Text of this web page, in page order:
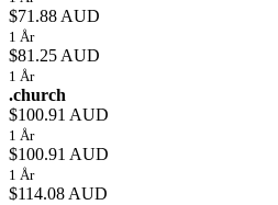
$71.88 AUD
1 År
$81.25 AUD
1 År
.church
$100.91 AUD
1 År
$100.91 AUD
1 År
$114.08 AUD